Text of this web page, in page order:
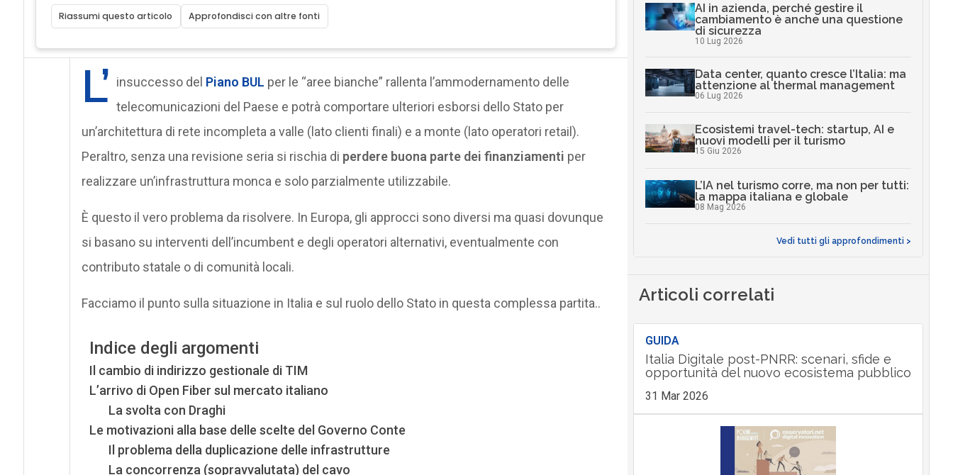
Riassumi questo articolo Approfondisci con altre fonti
L’ insuccesso del Piano BUL per le “aree bianche” rallenta l’ammodernamento delle
telecomunicazioni del Paese e potrà comportare ulteriori esborsi dello Stato per
un’architettura di rete incompleta a valle (lato clienti finali) e a monte (lato operatori retail).
Peraltro, senza una revisione seria si rischia di perdere buona parte dei finanziamenti per
realizzare un’infrastruttura monca e solo parzialmente utilizzabile.
È questo il vero problema da risolvere. In Europa, gli approcci sono diversi ma quasi dovunque
si basano su interventi dell’incumbent e degli operatori alternativi, eventualmente con
contributo statale o di comunità locali.
Facciamo il punto sulla situazione in Italia e sul ruolo dello Stato in questa complessa partita..
Indice degli argomenti
Il cambio di indirizzo gestionale di TIM
L’arrivo di Open Fiber sul mercato italiano
La svolta con Draghi
Le motivazioni alla base delle scelte del Governo Conte
Il problema della duplicazione delle infrastrutture
La concorrenza (sopravvalutata) del cavo
AI in azienda, perché gestire il
cambiamento è anche una questione
di sicurezza
10 Lug 2026
Data center, quanto cresce l’Italia: ma
attenzione al thermal management
06 Lug 2026
Ecosistemi travel-tech: startup, AI e
nuovi modelli per il turismo
15 Giu 2026
L’IA nel turismo corre, ma non per tutti:
la mappa italiana e globale
08 Mag 2026
Vedi tutti gli approfondimenti >
Articoli correlati
GUIDA
Italia Digitale post-PNRR: scenari, sfide e
opportunità del nuovo ecosistema pubblico
31 Mar 2026